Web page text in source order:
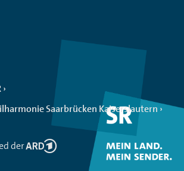
Saarbrücken Kaiserslautern
der